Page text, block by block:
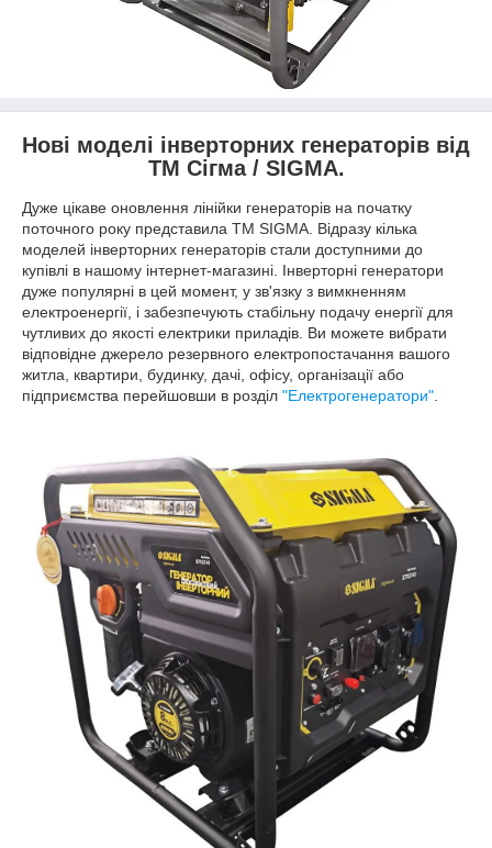
Нові моделі інверторних генераторів від
ТМ Сігма / SIGMA.
Дуже цікаве оновлення лінійки генераторів на початку
поточного року представила ТМ SIGMA. Відразу кілька
моделей інверторних генераторів стали доступними до
купівлі в нашому інтернет-магазині. Інверторні генератори
дуже популярні в цей момент, у зв'язку з вимкненням
електроенергії, і забезпечують стабільну подачу енергії для
чутливих до якості електрики приладів. Ви можете вибрати
відповідне джерело резервного електропостачання вашого
житла, квартири, будинку, дачі, офісу, організації або
підприємства перейшовши в розділ "Електрогенератори"